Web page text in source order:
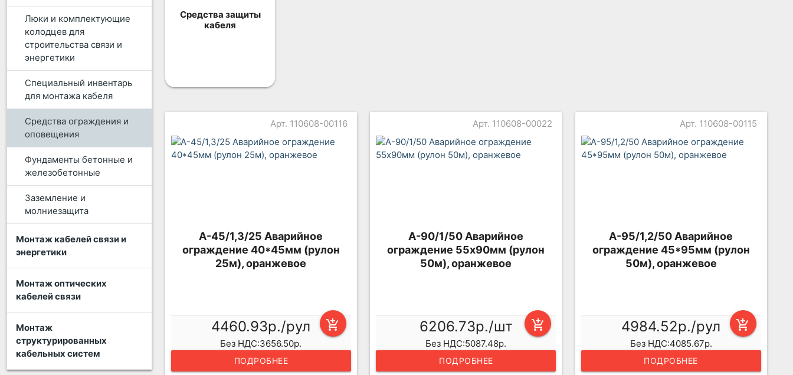
Люки и комплектующие
колодцев для
строительства связи и
энергетики
Специальный инвентарь
для монтажа кабеля
Средства ограждения и
оповещения
Фундаменты бетонные и
железобетонные
Заземление и
молниезащита
Монтаж кабелей связи и
энергетики
Монтаж оптических
кабелей связи
Монтаж
структурированных
кабельных систем
Средства защиты
кабеля
Арт. 110608-00116
А-45/1,3/25 Аварийное
ограждение 40*45мм (рулон
25м), оранжевое
add_shopping_cart
4460.93р./рул
Без НДС:3656.50р.
ПОДРОБНЕЕ
Арт. 110608-00022
А-90/1/50 Аварийное
ограждение 55х90мм (рулон
50м), оранжевое
add_shopping_cart
6206.73р./шт
Без НДС:5087.48р.
ПОДРОБНЕЕ
Арт. 110608-00115
А-95/1,2/50 Аварийное
ограждение 45*95мм (рулон
50м), оранжевое
add_shopping_cart
4984.52р./рул
Без НДС:4085.67р.
ПОДРОБНЕЕ